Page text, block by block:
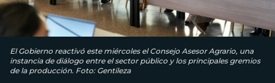
El Gobierno reactivó este miércoles el Consejo Asesor Agrario, una
instancia de diálogo entre el sector público y los principales gremios
de la producción. Foto: Gentileza